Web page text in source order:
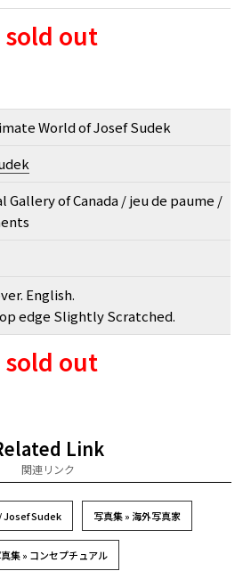
sold out
World of Josef Sudek
Gallery of Canada / jeu de paume /
English.
edge Slightly Scratched.
sold out
Link
関連リンク
Josef Sudek 写真集 » 海外写真家
集 » コンセプチュアル